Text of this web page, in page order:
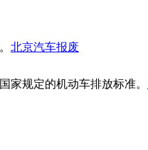
北京汽车报废
家规定的机动车排放标准。